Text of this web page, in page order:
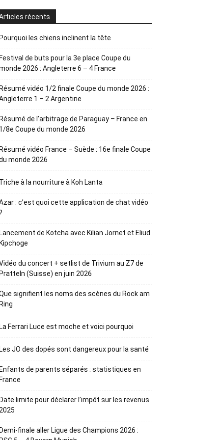
récents
Pourquoi les chiens inclinent la tête
Festival de buts pour la 3e place Coupe du
2026 : Angleterre 6 – 4 France
Résumé vidéo 1/2 finale Coupe du monde 2026 :
1 – 2 Argentine
Résumé de l’arbitrage de Paraguay – France en
1/8e Coupe du monde 2026
Résumé vidéo France – Suède : 16e finale Coupe
monde 2026
Triche à la nourriture à Koh Lanta
: c’est quoi cette application de chat vidéo
Lancement de Kotcha avec Kilian Jornet et Eliud
Kipchoge
du concert + setlist de Trivium au Z7 de
Pratteln (Suisse) en juin 2026
signifient les noms des scènes du Rock am
Ring
La Ferrari Luce est moche et voici pourquoi
Les JO des dopés sont dangereux pour la santé
Enfants de parents séparés : statistiques en
France
Date limite pour déclarer l’impôt sur les revenus
2025
Demi-finale aller Ligue des Champions 2026 :